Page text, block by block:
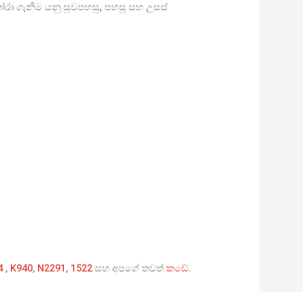
ගැනීම යනු සුවපහසු, පහසු සහ උසස්
, K940, N2291 , 1522 සහ අපගේ තවත් කඩේ.